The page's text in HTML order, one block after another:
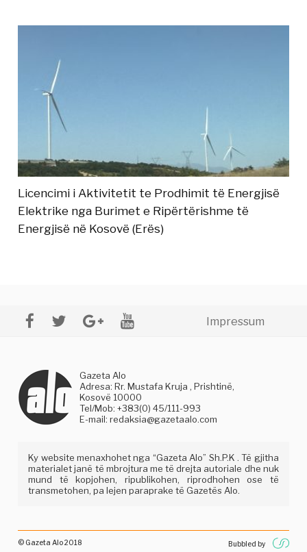
Licencimi i Aktivitetit te Prodhimit të Energjisë
Elektrike nga Burimet e Ripërtërishme të
Energjisë në Kosovë (Erës)
Impressum
Gazeta Alo
Adresa: Rr. Mustafa Kruja , Prishtinë,
Kosovë 10000
Tel/Mob: +383(0) 45/111-993
E-mail:redaksia@gazetaalo.com
Ky website menaxhohet nga “Gazeta Alo” Sh.P.K . Të gjitha
materialet janë të mbrojtura me të drejta autoriale dhe nuk
mund të kopjohen, ripublikohen, riprodhohen ose të
transmetohen, pa lejen paraprake të Gazetës Alo.
© Gazeta Alo 2018 Bubbled by